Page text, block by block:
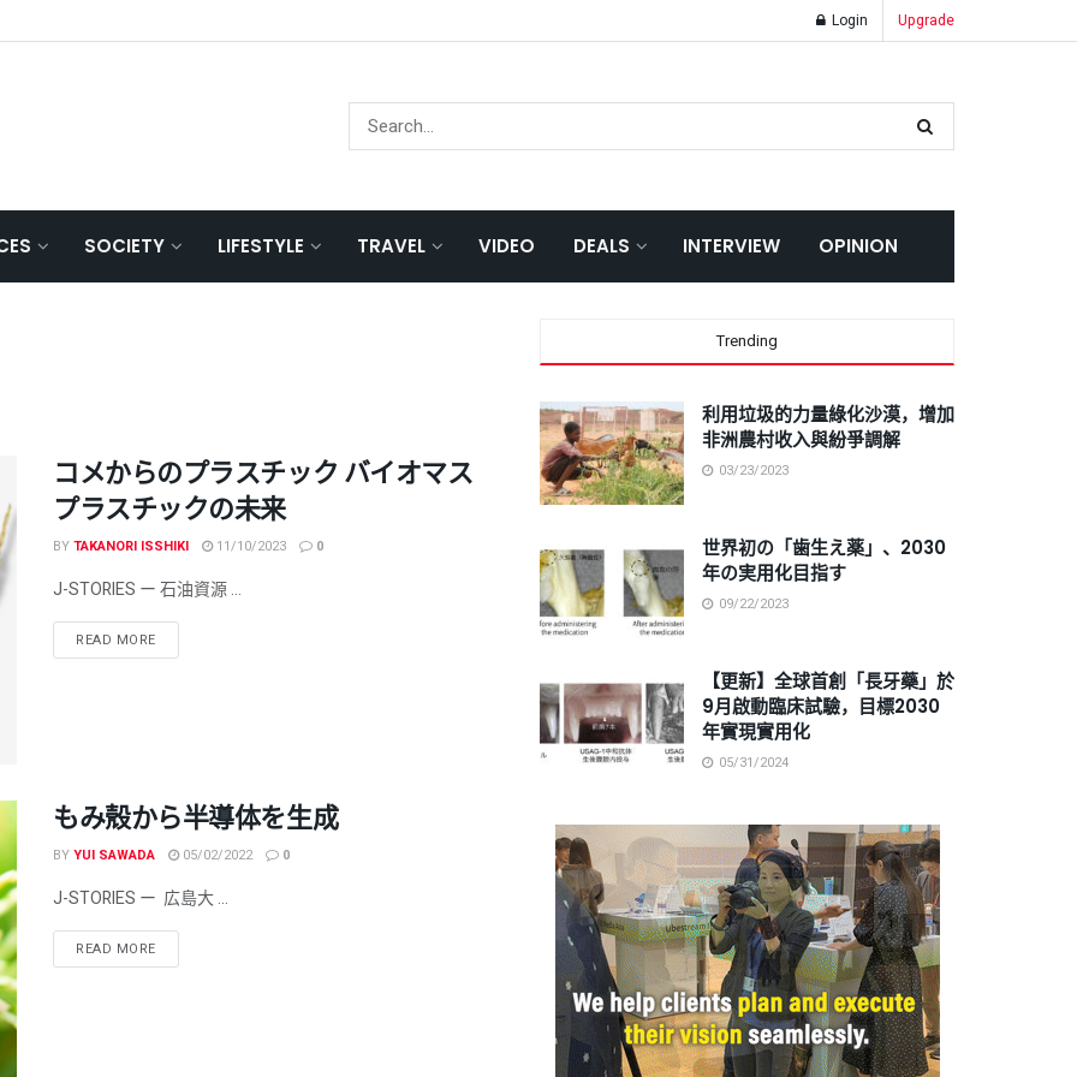
Login Upgrade
SOCIETY LIFESTYLE TRAVEL VIDEO DEALS INTERVIEW OPINION
コメからのプラスチック バイオマス
プラスチックの未来
BYTAKANORI ISSHIKI 11/10/2023 0
J-STORIES ー 石油資源 ...
READ MORE
もみ殼から半導体を生成
BYYUI SAWADA 05/02/2022 0
J-STORIES ー 広島大 ...
READ MORE
Trending
利用垃圾的力量綠化沙漠，增加
非洲農村收入與紛爭調解
03/23/2023
世界初の「歯生え薬」、2030
年の実用化目指す
09/22/2023
【更新】全球首創「長牙藥」於
9月啟動臨床試驗，目標2030
年實現實用化
05/31/2024